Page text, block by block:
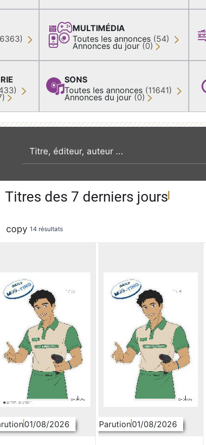
MULTIMÉDIA
Toutes les annonces (54)
Annonces du jour (0)
SONS
Toutes les annonces (11641)
Annonces du jour (0)
recherche par mot clé
Titres des 7 derniers jours
copy 14 résultats
01/08/2026 Parution01/08/2026